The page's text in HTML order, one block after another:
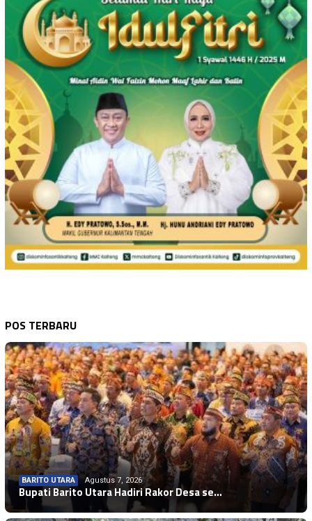
POS TERBARU
BARITO UTARA Agustus 7, 2026
Bupati Barito Utara Hadiri Rakor Desa se…